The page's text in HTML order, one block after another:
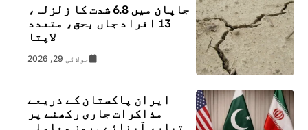
جاپان میں 6.8 شدت کا زلزلہ،
13 افراد جاں بحق، متعدد
لاپتا
جولائی 29, 2026
ایران پاکستان کے ذریعے
مذاکرات جاری رکھنے پر
تیار، آبنائے ہرمز معاملہ